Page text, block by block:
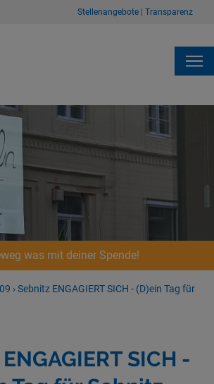
Stellenangebote Transparenz
was mit deiner Spende!
›Sebnitz ENGAGIERT SICH - (D)ein Tag für
SICH -